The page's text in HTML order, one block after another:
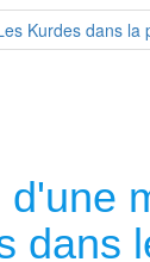
Kurdes dans la
d'une
dans